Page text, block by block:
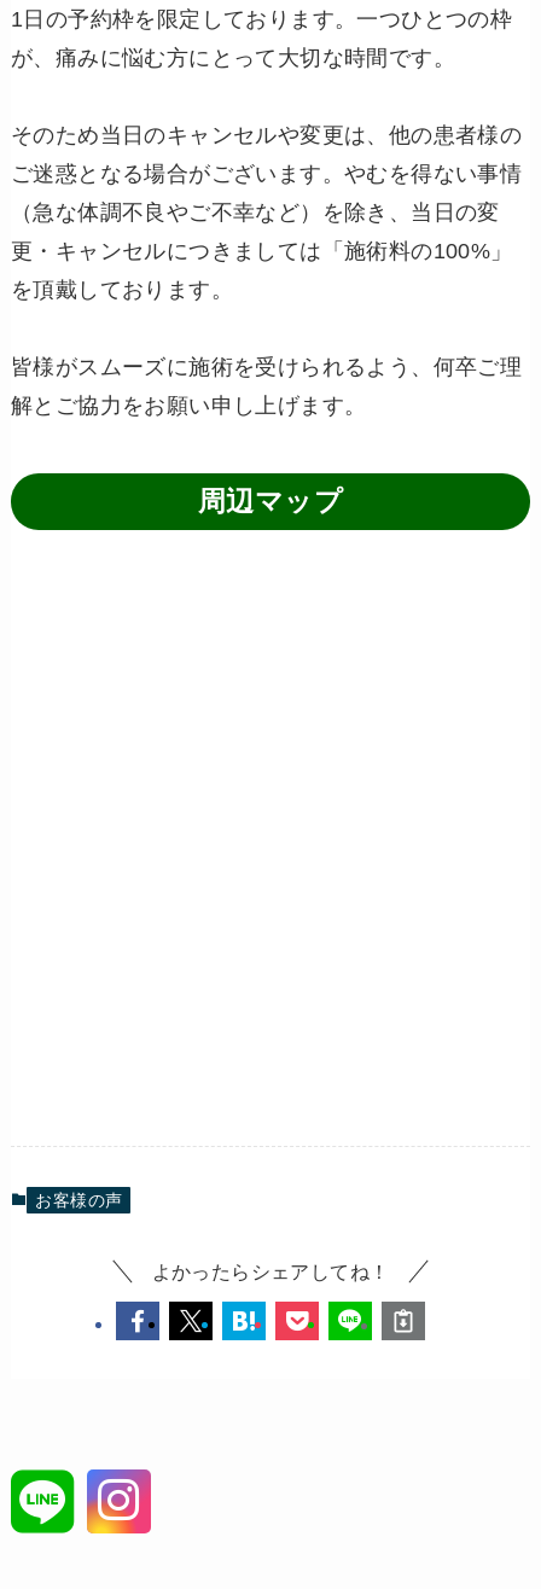
1日の予約枠を限定しております。一つひとつの枠
が、痛みに悩む方にとって大切な時間です。
そのため当日のキャンセルや変更は、他の患者様の
ご迷惑となる場合がございます。やむを得ない事情
（急な体調不良やご不幸など）を除き、当日の変
更・キャンセルにつきましては「施術料の100%」
を頂戴しております。
皆様がスムーズに施術を受けられるよう、何卒ご理
解とご協力をお願い申し上げます。
周辺マップ
お客様の声
よかったらシェアしてね！